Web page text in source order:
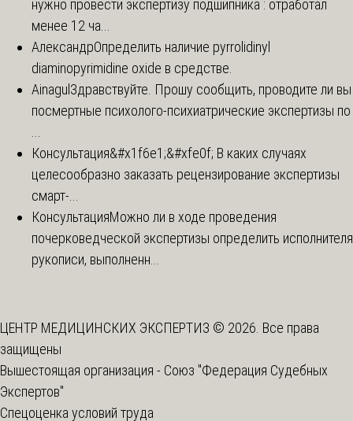
нужно провести экспертизу подшипника : отработал
менее 12 ча...
АлександрОпределить наличие pyrrolidinyl
diaminopyrimidine oxide в средстве.
Ainagul Здравствуйте. Прошу сообщить, проводите ли вы
посмертные психолого-психиатрические экспертизы по
Консультация&#x1f6e1;&#xfe0f; В каких случаях
целесообразно заказать рецензирование экспертизы
смарт-...
КонсультацияМожно ли в ходе проведения
почерковедческой экспертизы определить исполнителя
рукописи, выполненн...
ЦЕНТР МЕДИЦИНСКИХ ЭКСПЕРТИЗ © 2026. Все права
защищены
Вышестоящая организация - Союз "Федерация Судебных
Экспертов"
Спецоценка условий труда